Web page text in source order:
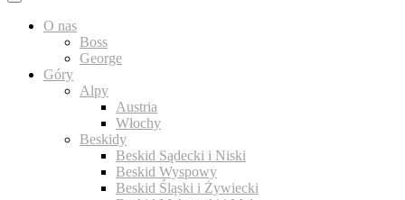
O nas
Boss
George
Góry
Alpy
Austria
Włochy
Beskidy
Beskid Sądecki i Niski
Beskid Wyspowy
Beskid Śląski i Żywiecki